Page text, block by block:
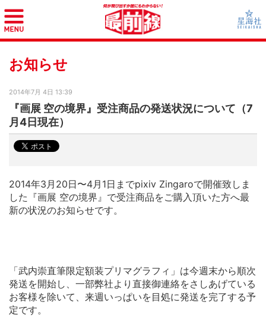
お知らせ
2014年7月 4日 13:39
『画展 空の境界』受注商品の発送状況について（7
月4日現在）
2014年3月20日〜4月1日までpixiv Zingaroで開催致しま
した『画展 空の境界』で受注商品をご購入頂いた方へ最
新の状況のお知らせです。
「武内崇直筆限定額装プリマグラフィ」は今週末から順次
発送を開始し、一部弊社より直接御連絡をさしあげている
お客様を除いて、来週いっぱいを目処に発送を完了する予
定です。